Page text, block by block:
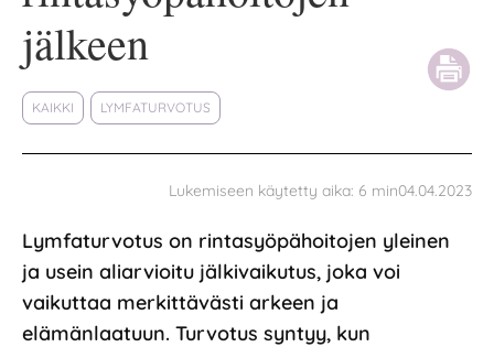
jälkeen
KAIKKI LYMFATURVOTUS
04.04.2023
Lukemiseen käytetty aika: 6 min
Lymfaturvotus on rintasyöpähoitojen yleinen
ja usein aliarvioitu jälkivaikutus, joka voi
vaikuttaa merkittävästi arkeen ja
elämänlaatuun. Turvotus syntyy, kun